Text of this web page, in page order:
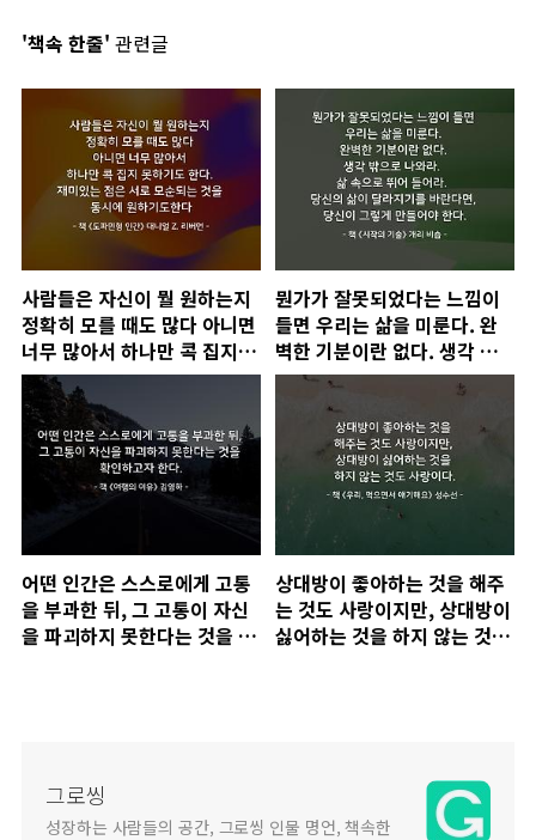
'책속 한줄' 관련글
사람들은 자신이 뭘 원하는지
정확히 모를 때도 많다 아니면
너무 많아서 하나만 콕 집지 못
하기도 한다. 재미있는 점은
서로 모순되는 것을 동시에 원
하기도한다
뭔가가 잘못되었다는 느낌이
들면 우리는 삶을 미룬다. 완
벽한 기분이란 없다. 생각 밖
으로 나와라. 삶 속으로 뛰어
들어라. 당신의 삶이 달라지기
를 바란다면, 당신이 그렇게
만들어야 ..
어떤 인간은 스스로에게 고통
을 부과한 뒤, 그 고통이 자신
을 파괴하지 못한다는 것을 확
상대방이 좋아하는 것을 해주
는 것도 사랑이지만, 상대방이
싫어하는 것을 하지 않는 것도
그로씽
성장하는 사람들의 공간, 그로씽 인물 명언, 책속한